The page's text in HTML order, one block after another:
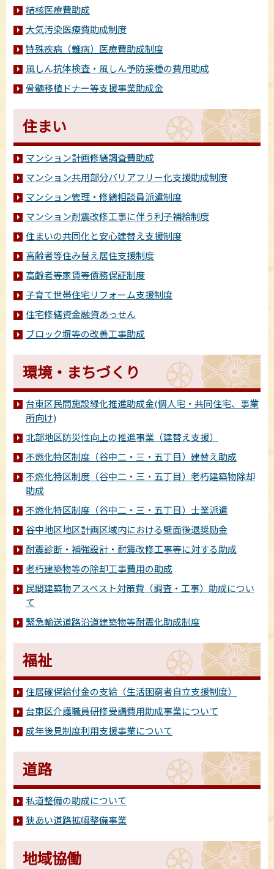
結核医療費助成
大気汚染医療費助成制度
特殊疾病（難病）医療費助成制度
風しん抗体検査・風しん予防接種の費用助成
骨髄移植ドナー等支援事業助成金
住まい
マンション計画修繕調査費助成
マンション共用部分バリアフリー化支援助成制度
マンション管理・修繕相談員派遣制度
マンション耐震改修工事に伴う利子補給制度
住まいの共同化と安心建替え支援制度
高齢者等住み替え居住支援制度
高齢者等家賃等債務保証制度
子育て世帯住宅リフォーム支援制度
住宅修繕資金融資あっせん
ブロック塀等の改善工事助成
環境・まちづくり
台東区民間施設緑化推進助成金(個人宅・共同住宅、事業
所向け)
北部地区防災性向上の推進事業（建替え支援）
不燃化特区制度（谷中二・三・五丁目）建替え助成
不燃化特区制度（谷中二・三・五丁目）老朽建築物除却
助成
不燃化特区制度（谷中二・三・五丁目）士業派遣
谷中地区地区計画区域内における壁面後退奨励金
耐震診断・補強設計・耐震改修工事等に対する助成
老朽建築物等の除却工事費用の助成
民間建築物アスベスト対策費（調査・工事）助成につい
て
緊急輸送道路沿道建築物等耐震化助成制度
福祉
住居確保給付金の支給（生活困窮者自立支援制度）
台東区介護職員研修受講費用助成事業について
成年後見制度利用支援事業について
道路
私道整備の助成について
狭あい道路拡幅整備事業
地域協働